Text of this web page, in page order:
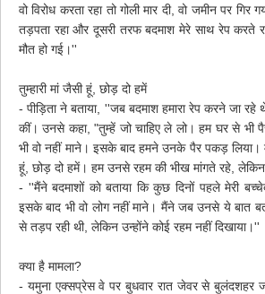
वो विरोध करता रहा तो गोली मार दी, वो जमीन पर
तड़पता रहा और दूसरी तरफ बदमाश मेरे साथ रेप करते
मौत हो गई।''
तुम्हारी मां जैसी हूं, छोड़ दो हमें
- पीड़िता ने बताया, ''जब बदमाश हमारा रेप करने जा
कीं। उनसे कहा, "तुम्हें जो चाहिए ले लो। हम घर से भी
भी वो नहीं माने। इसके बाद हमने उनके पैर पकड़ लिया।
हूं, छोड़ दो हमें। हम उनसे रहम की भीख मांगते रहे,
- ''मैंने बदमाशों काे बताया कि कुछ दिनों पहले मेरी
इसके बाद भी वो लोग नहीं माने। मैंने जब उनसे ये बात
से तड़प रही थी, लेकिन उन्होंने कोई रहम नहीं दिखाया।''
क्या है मामला?
- यमुना एक्सप्रेस वे पर बुधवार रात जेवर से बुलंदशहर